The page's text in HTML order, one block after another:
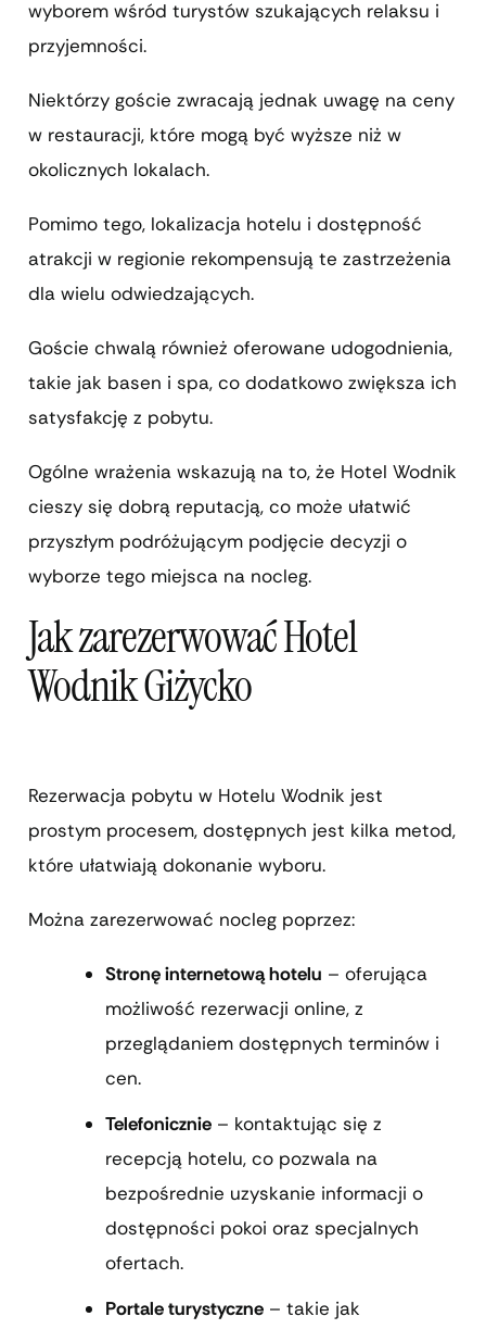
wyborem wśród turystów szukających relaksu i
przyjemności.
Niektórzy goście zwracają jednak uwagę na ceny
w restauracji, które mogą być wyższe niż w
okolicznych lokalach.
Pomimo tego, lokalizacja hotelu i dostępność
atrakcji w regionie rekompensują te zastrzeżenia
dla wielu odwiedzających.
Goście chwalą również oferowane udogodnienia,
takie jak basen i spa, co dodatkowo zwiększa ich
satysfakcję z pobytu.
Ogólne wrażenia wskazują na to, że Hotel Wodnik
cieszy się dobrą reputacją, co może ułatwić
przyszłym podróżującym podjęcie decyzji o
wyborze tego miejsca na nocleg.
Jak zarezerwować Hotel
Wodnik Giżycko
Rezerwacja pobytu w Hotelu Wodnik jest
prostym procesem, dostępnych jest kilka metod,
które ułatwiają dokonanie wyboru.
Można zarezerwować nocleg poprzez:
Stronę internetową hotelu – oferująca
możliwość rezerwacji online, z
przeglądaniem dostępnych terminów i
cen.
Telefonicznie – kontaktując się z
recepcją hotelu, co pozwala na
bezpośrednie uzyskanie informacji o
dostępności pokoi oraz specjalnych
ofertach.
Portale turystyczne – takie jak